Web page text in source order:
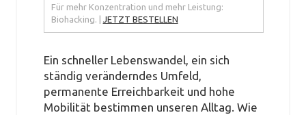
Für mehr Konzentration und mehr Leistung:
Biohacking. | JETZT BESTELLEN
Ein schneller Lebenswandel, ein sich
ständig veränderndes Umfeld,
permanente Erreichbarkeit und hohe
Mobilität bestimmen unseren Alltag. Wie